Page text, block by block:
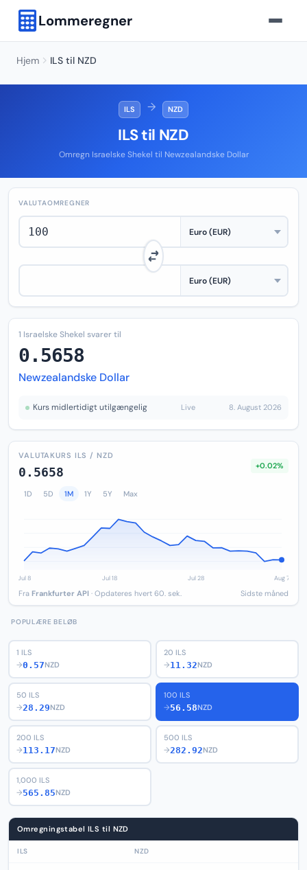
Lommeregner
Hjem ILS til NZD
ILS → NZD
ILS til NZD
Omregn Israelske Shekel til Newzealandske Dollar
VALUTAOMREGNER
1 Israelske Shekel svarer til
0.5658
Newzealandske Dollar
Kurs midlertidigt utilgængelig Live 8. August 2026
VALUTAKURS ILS / NZD
0.5658 +0.02%
1D 5D 1M 1Y 5Y Max
Fra Frankfurter API · Opdateres hvert 60. sek. Sidste måned
POPULÆRE BELØB
1 ILS
→0.57NZD
20 ILS
→11.32NZD
50 ILS
→28.29NZD
100 ILS
→56.58NZD
200 ILS
→113.17NZD
500 ILS
→282.92NZD
1,000 ILS
→565.85NZD
Omregningstabel ILS til NZD
ILS NZD